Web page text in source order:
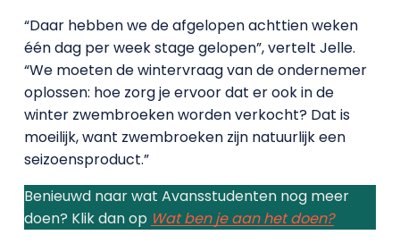
“Daar hebben we de afgelopen achttien weken
één dag per week stage gelopen”, vertelt Jelle.
“We moeten de wintervraag van de ondernemer
oplossen: hoe zorg je ervoor dat er ook in de
winter zwembroeken worden verkocht? Dat is
moeilijk, want zwembroeken zijn natuurlijk een
seizoensproduct.”
Benieuwd naar wat Avansstudenten nog meer
doen? Klik dan op Wat ben je aan het doen?